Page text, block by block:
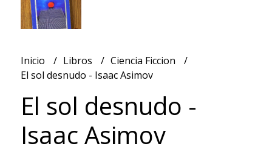
Inicio Libros
Ciencia Ficcion
El sol desnudo - Isaac Asimov
El sol desnudo -
Isaac Asimov